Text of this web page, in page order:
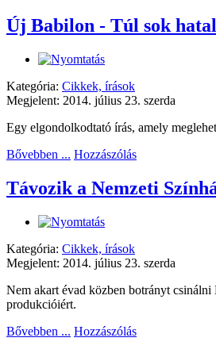
Új Babilon - Túl sok
Kategória: Cikkek, írások
Megjelent: 2014. július 23. szerda
Egy elgondolkodtató írás, amely
Bővebben ... Hozzászólás
Távozik a Nemzeti
Kategória: Cikkek, írások
Megjelent: 2014. július 23. szerda
Nem akart évad közben botrányt
produkcióiért.
Bővebben ... Hozzászólás